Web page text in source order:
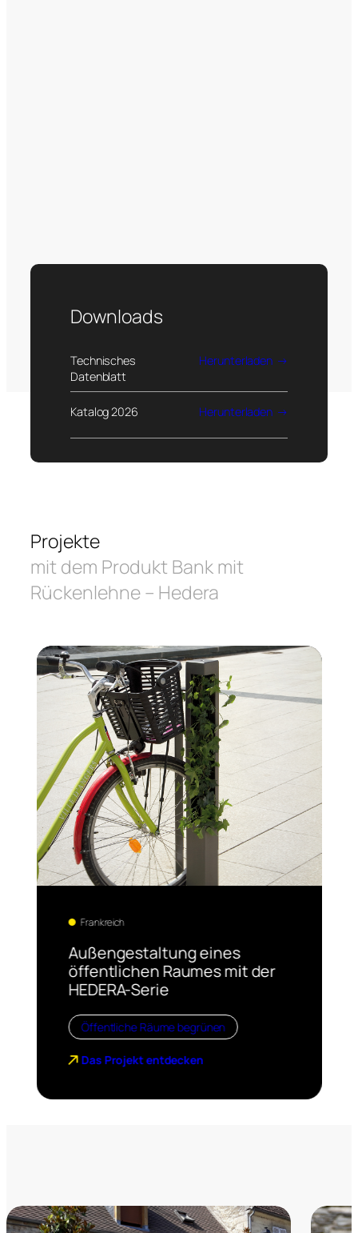
Downloads
Technisches
Datenblatt
Herunterladen
Katalog 2026 Herunterladen
Projekte
mit dem Produkt Bank mit
Rückenlehne – Hedera
Frankreich
Außengestaltung eines
öffentlichen Raumes mit der
HEDERA-Serie
Öffentliche Räume begrünen
Das Projekt entdecken